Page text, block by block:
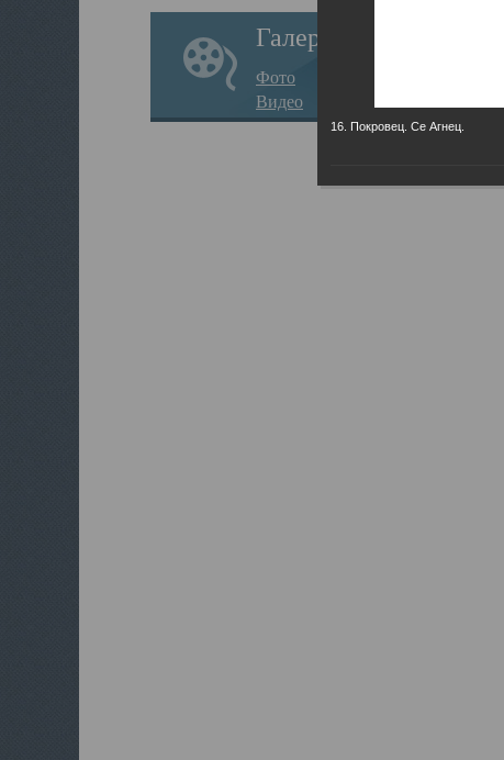
Галерея
Фото
Видео
16. Покровец. Се Агнец.